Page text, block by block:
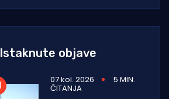
Istaknute objave
07 kol. 2026 5 MIN.
ČITANJA